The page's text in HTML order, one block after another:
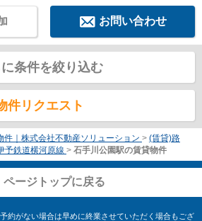
お問い合わせ
条件を絞り込む
件リクエスト
｜株式会社不動産ソリューション > (賃貸)路
予鉄道横河原線 > 石手川公園駅の賃貸物件
ページトップに戻る
約がない場合は早めに終業させていただく場合もござ